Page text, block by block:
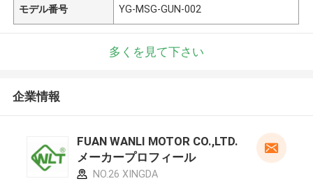
モデル番号 YG-MSG-GUN-002
多くを見て下さい
企業情報
FUAN WANLI MOTOR CO.,LTD.
メーカープロフィール
NO.26 XINGDA